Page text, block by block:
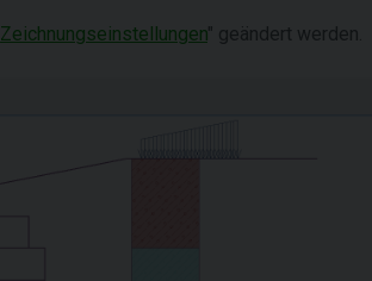
Zeichnungseinstellungen" geändert werden.